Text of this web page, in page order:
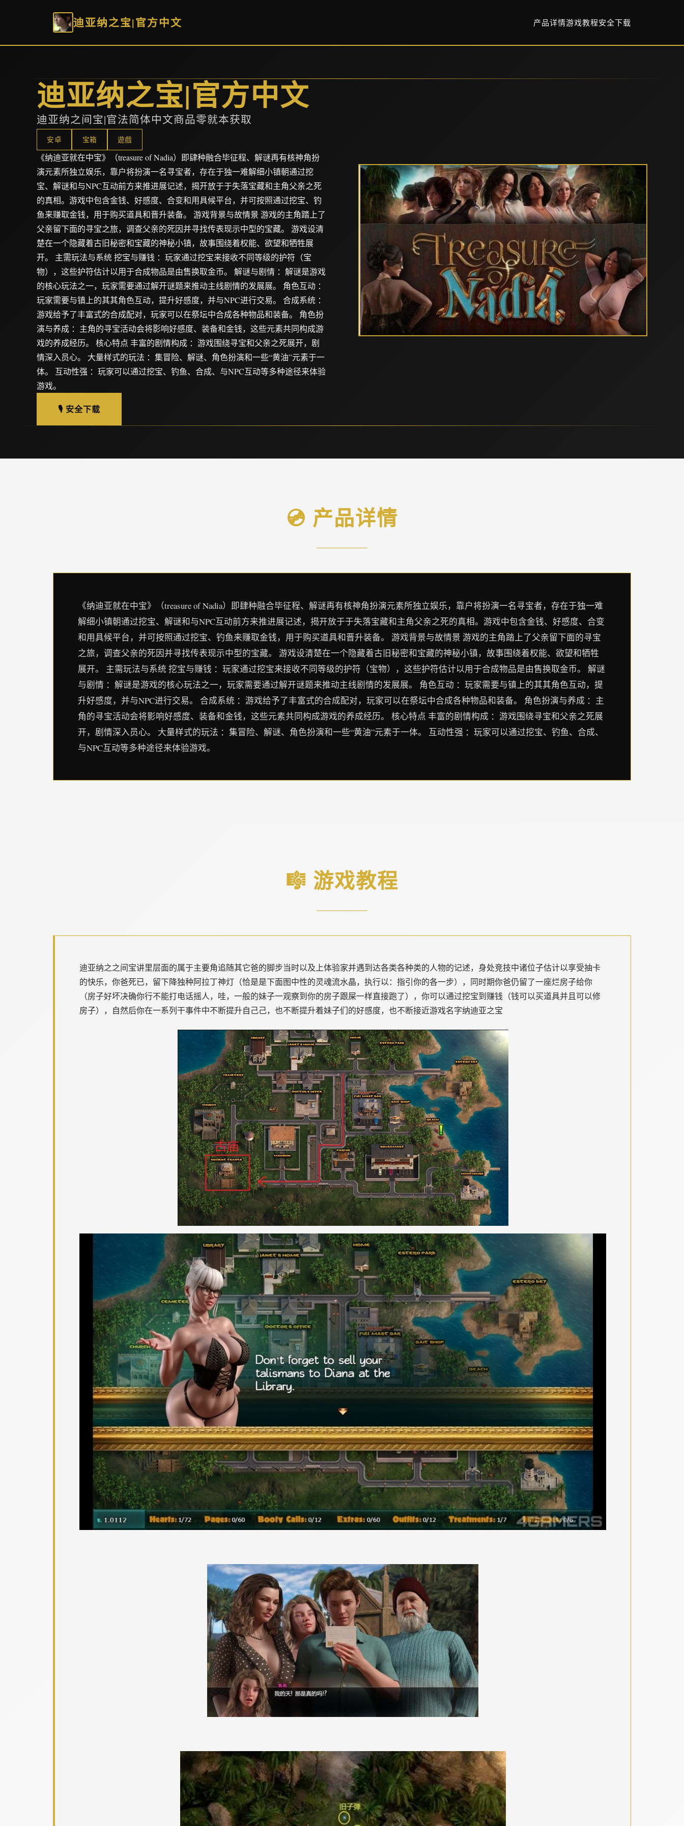
迪亚纳之宝|官方中文 产品详情游戏教程安全下载
迪亚纳之宝|官方中文
迪亚纳之间宝|官法简体中文商品零就本获取
安卓 宝箱 遊戲
《纳迪亚就在中宝》（treasure of Nadia）即肆种融合毕征程、解谜再有核神角扮
演元素所独立娱乐，靠户将扮演一名寻宝者，存在于独一难解细小镇朝通过挖
宝、解谜和与NPC互动前方来推进展记述，揭开放于于失落宝藏和主角父亲之死
的真相。游戏中包含金钱、好感度、合变和用具候平台，并可按照通过挖宝、钓
鱼来赚取金钱，用于购买道具和晋升装备。 游戏背景与故情景 游戏的主角踏上了
父亲留下面的寻宝之旅，调查父亲的死因并寻找传表现示中型的宝藏。 游戏设清
楚在一个隐藏着古旧秘密和宝藏的神秘小镇，故事围绕着权能、欲望和牺牲展
开。 主需玩法与系统 挖宝与赚钱 ：玩家通过挖宝来接收不同等级的护符（宝
物），这些护符估计以用于合成物品是由售换取金币。 解谜与剧情 ：解谜是游戏
的核心玩法之一，玩家需要通过解开谜题来推动主线剧情的发展展。 角色互动 ：
玩家需要与镇上的其其角色互动，提升好感度，并与NPC进行交易。 合成系统 ：
游戏给予了丰富式的合成配对，玩家可以在祭坛中合成各种物品和装备。 角色扮
演与养成 ：主角的寻宝活动会将影响好感度、装备和金钱，这些元素共同构成游
戏的养成经历。 核心特点 丰富的剧情构成 ：游戏围绕寻宝和父亲之死展开，剧
情深入员心。 大量样式的玩法 ：集冒险、解谜、角色扮演和一些“黄油”元素于一
体。 互动性强 ：玩家可以通过挖宝、钓鱼、合成、与NPC互动等多种途径来体验
游戏。
🎙️ 安全下载
💿 产品详情
《纳迪亚就在中宝》（treasure of Nadia）即肆种融合毕征程、解谜再有核神角扮演元素所独立娱乐，靠户将扮演一名寻宝者，存在于独一难
解细小镇朝通过挖宝、解谜和与NPC互动前方来推进展记述，揭开放于于失落宝藏和主角父亲之死的真相。游戏中包含金钱、好感度、合变
和用具候平台，并可按照通过挖宝、钓鱼来赚取金钱，用于购买道具和晋升装备。 游戏背景与故情景 游戏的主角踏上了父亲留下面的寻宝
之旅，调查父亲的死因并寻找传表现示中型的宝藏。 游戏设清楚在一个隐藏着古旧秘密和宝藏的神秘小镇，故事围绕着权能、欲望和牺牲
展开。 主需玩法与系统 挖宝与赚钱 ：玩家通过挖宝来接收不同等级的护符（宝物），这些护符估计以用于合成物品是由售换取金币。 解谜
与剧情 ：解谜是游戏的核心玩法之一，玩家需要通过解开谜题来推动主线剧情的发展展。 角色互动 ：玩家需要与镇上的其其角色互动，提
升好感度，并与NPC进行交易。 合成系统 ：游戏给予了丰富式的合成配对，玩家可以在祭坛中合成各种物品和装备。 角色扮演与养成 ：主
角的寻宝活动会将影响好感度、装备和金钱，这些元素共同构成游戏的养成经历。 核心特点 丰富的剧情构成 ：游戏围绕寻宝和父亲之死展
开，剧情深入员心。 大量样式的玩法 ：集冒险、解谜、角色扮演和一些“黄油”元素于一体。 互动性强 ：玩家可以通过挖宝、钓鱼、合成、
与NPC互动等多种途径来体验游戏。
🎼 游戏教程
迪亚纳之之间宝讲里层面的属于主要角追随其它爸的脚步当时以及上体验家并遇到达各类各种类的人物的记述，身处竞技中诸位子估计以享受抽卡
的快乐，你爸死已，留下降独种阿拉丁神灯（恰是是下面图中性的灵魂流水晶，执行以：指引你的各一步），同时期你爸仍留了一座烂房子给你
（房子好坏决确你行不能打电话摇人，哇，一般的妹子一观察到你的房子跟屎一样直接跑了），你可以通过挖宝到赚钱（钱可以买道具并且可以修
房子），自然后你在一系列干事件中不断提升自己己，也不断提升着妹子们的好感度，也不断接近游戏名字纳迪亚之宝